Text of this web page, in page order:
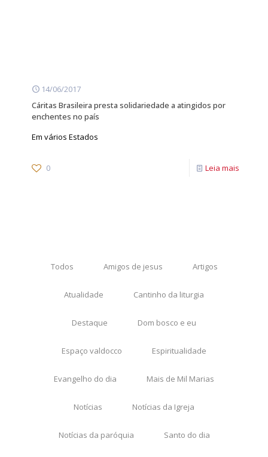
14/06/2017
Cáritas Brasileira presta solidariedade a atingidos por
enchentes no país
Em vários Estados
0 Leia mais
Todos Amigos de jesus Artigos
Atualidade Cantinho da liturgia
Destaque Dom bosco e eu
Espaço valdocco Espiritualidade
Evangelho do dia Mais de Mil Marias
Notícias Notícias da Igreja
Notícias da paróquia Santo do dia